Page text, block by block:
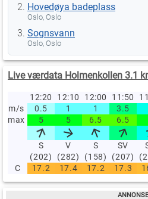
Hovedøya badeplass
Oslo, Oslo
Sognsvann
Oslo, Oslo
Live værdata Holmenkollen 3.1
12:20 12:10 12:00 11:50
m/s
0.5 1 1 3.5
max
5 5 6.5 6.5
S
(202)
V
(282)
S
(158)
SV
(207)
C
17.2 17.4 17.2 17.3